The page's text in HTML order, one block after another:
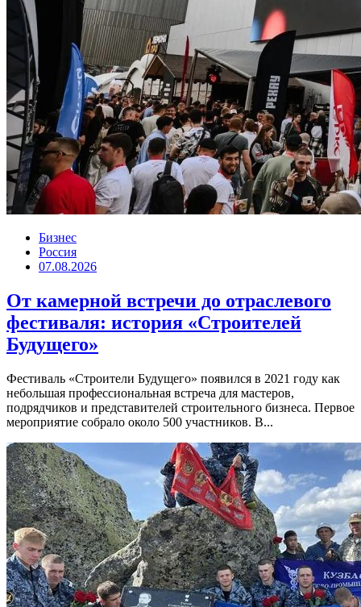
Бизнес
Россия
07.08.2026
От камерной встречи до отраслевого
фестиваля: история «Строителей
Будущего»
Фестиваль «Строители Будущего» появился в 2021 году как
небольшая профессиональная встреча для мастеров,
подрядчиков и представителей строительного бизнеса. Первое
мероприятие собрало около 500 участников. В...